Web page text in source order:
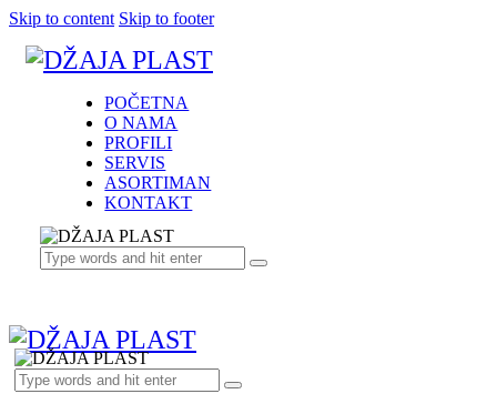
Skip to content Skip to footer
POČETNA
O NAMA
PROFILI
SERVIS
ASORTIMAN
KONTAKT